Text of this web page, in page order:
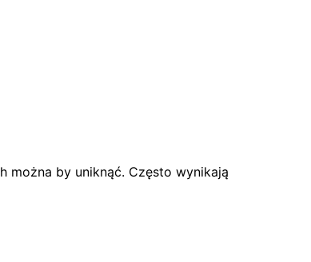
można by uniknąć. Często wynikają